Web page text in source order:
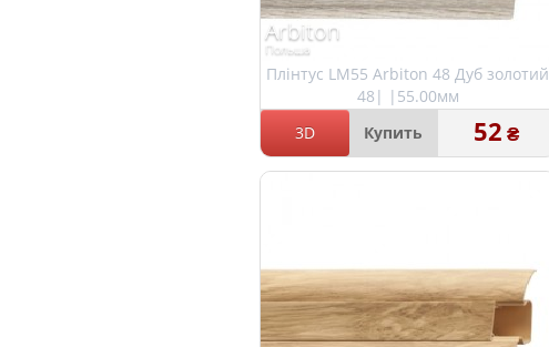
Плінтус LM55 Arbiton 48 Дуб золотий
48| |55.00мм
Arbiton
Польша
3D Купить 52 ₴